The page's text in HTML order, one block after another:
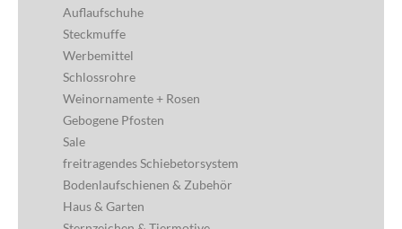
Auflaufschuhe
Steckmuffe
Werbemittel
Schlossrohre
Weinornamente + Rosen
Gebogene Pfosten
Sale
freitragendes Schiebetorsystem
Bodenlaufschienen & Zubehör
Haus & Garten